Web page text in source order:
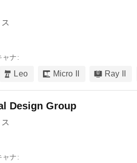
ャナ:
Leo Micro II Ray II
Design Group
ャナ: